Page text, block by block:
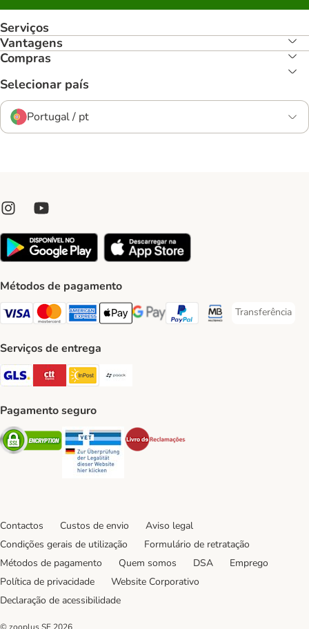
Serviços
Vantagens
Compras
Selecionar país
Portugal / pt
Métodos de pagamento
Visa Payment Method
Mastercard Payment Method
American Express Payment Method
Apple Pay Payment Method
Google Pay Payment Method
PayPal Payment Method
Multibanco Payment
Transferência
Transferência
Serviços de entrega
GLS Shipping Method
CTTExpress Shipping Method
InPost Shipping Method
Pagamento seguro
Security Security
Contactos Custos de envio
Aviso legal
Condições gerais de utilização
Formulário de retratação
Métodos de pagamento
Quem somos DSA
Emprego
Política de privacidade
Website Corporativo
Declaração de acessibilidade